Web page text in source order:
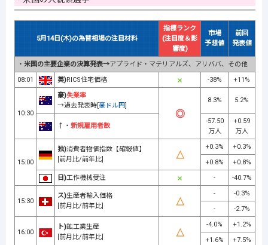
5月14日(木)の為替相場の注目材料
指標ランク
(注目度＆影
響度)
市場
予想値
前回
発表値
・ 米国の主要企業の決算発表→アプライド・マテリアルズ、アリババ、その他
08:01
英)RICS住宅価格 -38% +11%
10:30
豪)失業率
→過去発表時[ 豪ドル円
8.3% 5.2%
↑・ 新規雇用者数
-57.50
万人
+0.59
万人
15:00
独)消費者物価指数【確報値】
[前月比/前年比]
+0.3%
+0.3%
+0.8%
+0.8%
日)工作機械受注 - -40.7%
15:30
ス)生産者輸入価格
[前月比/前年比]
-
-0.3%
-
-2.7%
16:00
ト)鉱工業生産
[前月比/前年比]
-4.0%
+1.2%
+1.6%
+7.5%